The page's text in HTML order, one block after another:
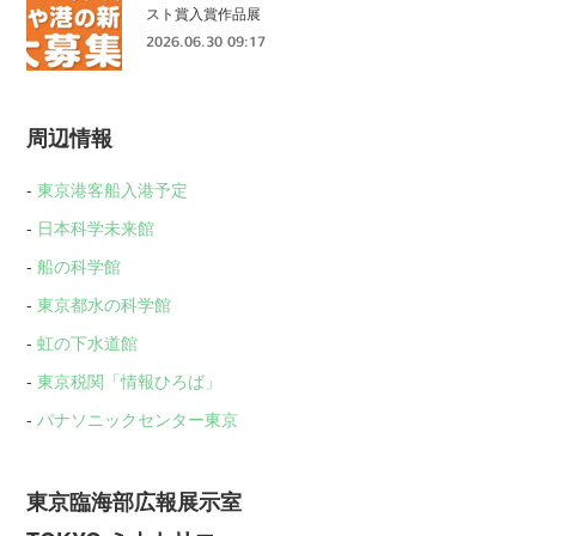
スト賞入賞作品展
2026.06.30 09:17
周辺情報
- 東京港客船入港予定
- 日本科学未来館
- 船の科学館
- 東京都水の科学館
- 虹の下水道館
- 東京税関「情報ひろば」
- パナソニックセンター東京
東京臨海部広報展示室